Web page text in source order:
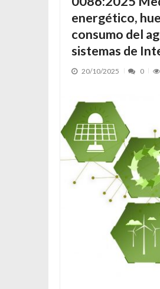
energético,
consumo del
sistemas de
20/10/2025 0